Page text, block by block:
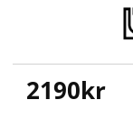
2190kr